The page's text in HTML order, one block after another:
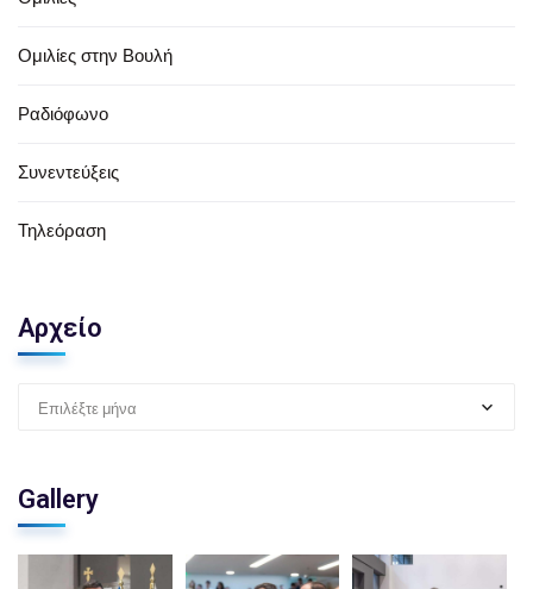
Ομιλίες στην Βουλή
Ραδιόφωνο
Συνεντεύξεις
Τηλεόραση
Αρχείο
Επιλέξτε μήνα
Gallery